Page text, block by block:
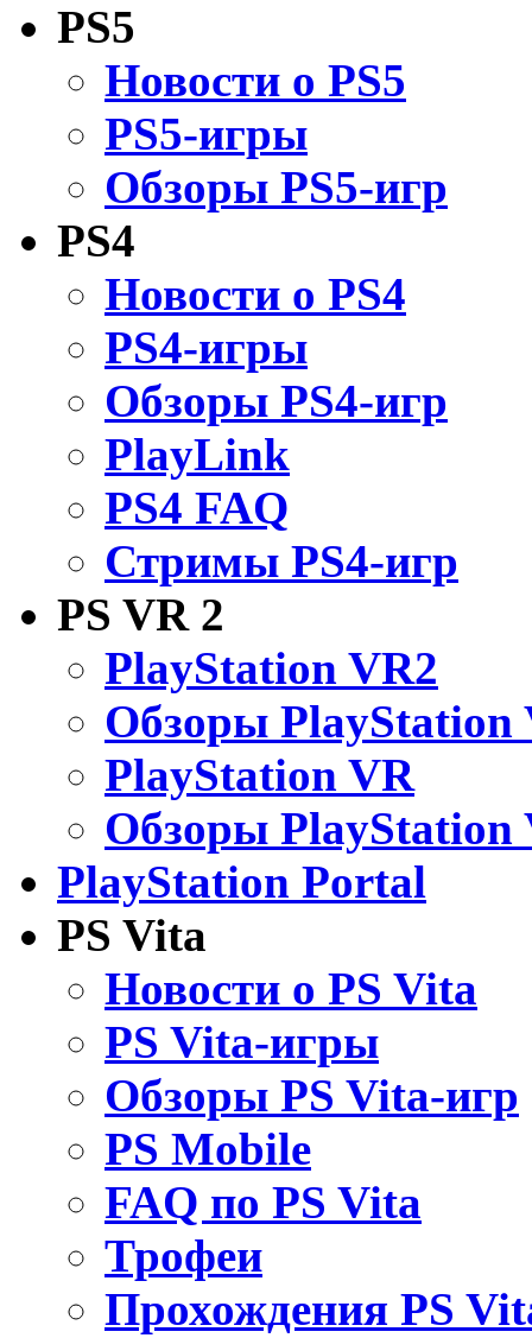
PS5
Новости о PS5
PS5-игры
Обзоры PS5-игр
PS4
Новости о PS4
PS4-игры
Обзоры PS4-игр
PlayLink
PS4 FAQ
Стримы PS4-игр
PS VR 2
PlayStation VR2
Обзоры PlayStation
PlayStation VR
Обзоры PlayStation
PlayStation Portal
PS Vita
Новости о PS Vita
PS Vita-игры
Обзоры PS Vita-игр
PS Mobile
FAQ по PS Vita
Трофеи
Прохождения PS